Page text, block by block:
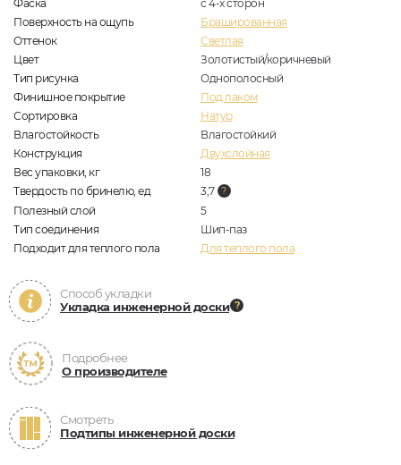
Фаска
с 4-х сторон
Поверхность на ощупь
Брашированная
Оттенок
Светлая
Цвет
Золотистый/коричневый
Тип рисунка
Однополосный
Финишное покрытие
Под лаком
Сортировка
Натур
Влагостойкость
Влагостойкий
Конструкция
Двухслойная
Вес упаковки, кг
18
Твердость по бринелю, ед
3,7
Полезный слой
5
Тип соединения
Шип-паз
Подходит для теплого пола
Для теплого пола
Способ укладки
Укладка инженерной доски
Подробнее
О производителе
Смотреть
Подтипы инженерной доски